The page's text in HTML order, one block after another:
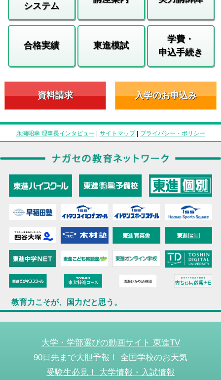
システム
合格実績 東進模試
学費・
申込手続き
資料請求 入学のお申込み
永瀬昭幸 理事長インタビュー | サイトマップ| プライバシー・ポリシー
教育力こそが、国力だと思う。
大学・学部選びの動画サイト 東進TV
90日先まで大胆予報！ 全国学校のお天気
受験生必見！ 大学情報・入試情報